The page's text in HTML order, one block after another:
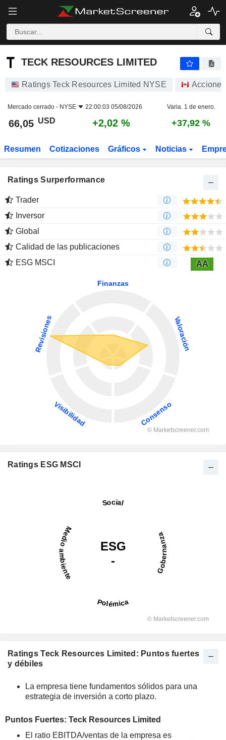
TECK RESOURCES LIMITED
TECK RESOURCES LIMITED
Ratings Teck Resources Limited NYSE Acciones
Mercado cerrado - NYSE 22:00:03 05/08/2026 Varia. 1 de enero.
66,05 USD +2,02 % +37,92 %
Resumen Cotizaciones Gráficos Noticias
Ratings Surperformance
Trader
Inversor
Global
Calidad de las publicaciones
ESG MSCI
AA
Ratings ESG MSCI
Ratings Teck Resources Limited: Puntos fuertes
y débiles
La empresa tiene fundamentos sólidos para una
estrategia de inversión a corto plazo.
Puntos Fuertes: Teck Resources Limited
El ratio EBITDA/ventas de la empresa es